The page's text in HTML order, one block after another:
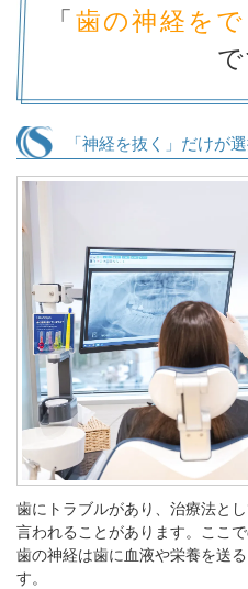
「 歯の神経を
「神経を抜く」だけが
歯にトラブルがあり、治療法と
言われることがあります。ここで
歯の神経は歯に血液や栄養を送
す。